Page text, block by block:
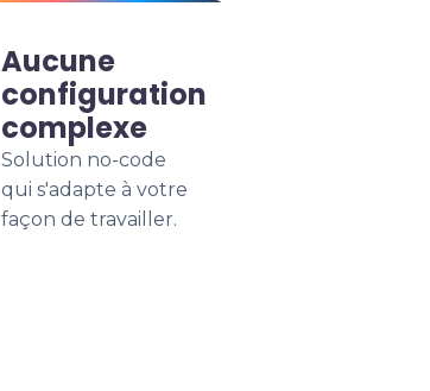
Aucune
configuration
complexe
Solution no-code
qui s'adapte à votre
façon de travailler.